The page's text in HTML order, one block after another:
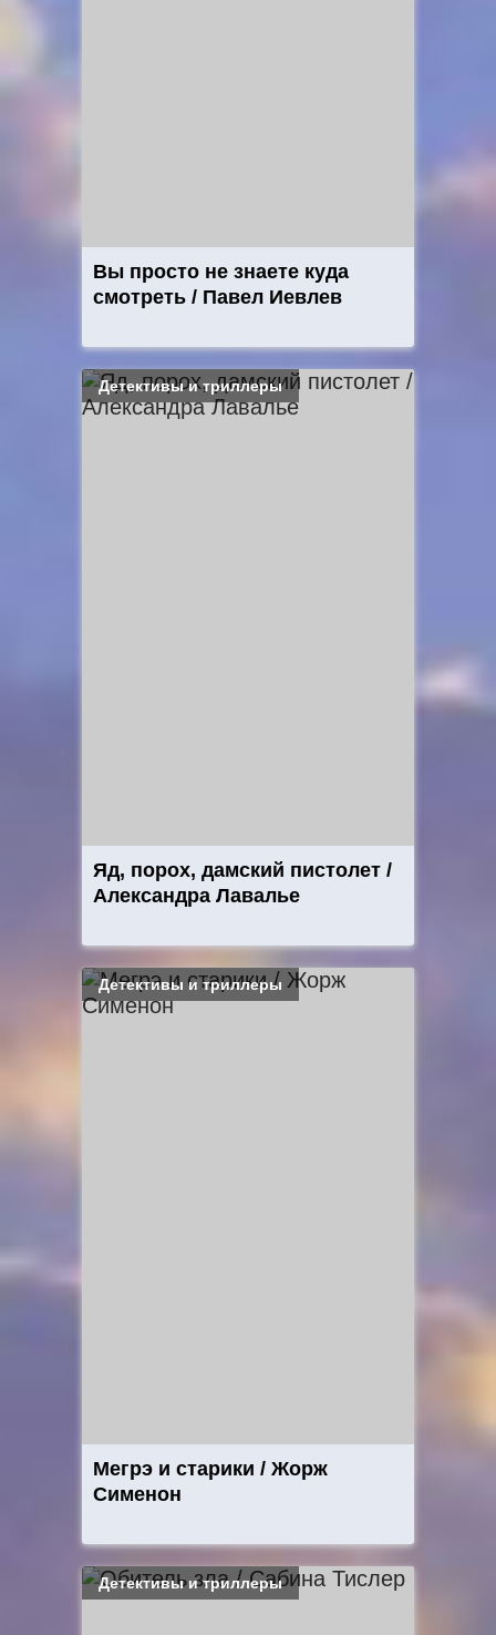
Вы просто не знаете куда
смотреть / Павел Иевлев
Детективы и триллеры
Яд, порох, дамский пистолет /
Александра Лавалье
Детективы и триллеры
Мегрэ и старики / Жорж
Сименон
Детективы и триллеры